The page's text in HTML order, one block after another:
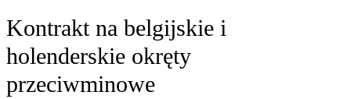
Kontrakt na belgijskie i
holenderskie okręty
przeciwminowe